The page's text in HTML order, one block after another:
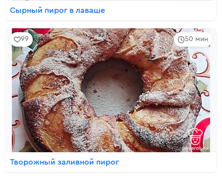
Сырный пирог в лаваше
50 мин
99
Творожный заливной пирог